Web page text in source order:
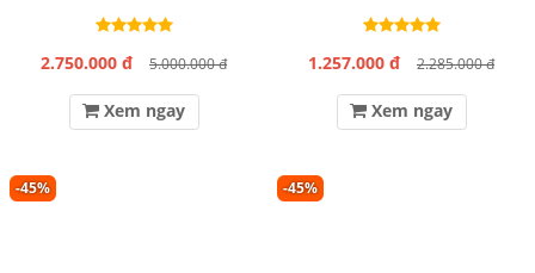
2.750.000 đ 5.000.000 đ
Xem ngay
1.257.000 đ 2.285.000 đ
Xem ngay
-45% -45%